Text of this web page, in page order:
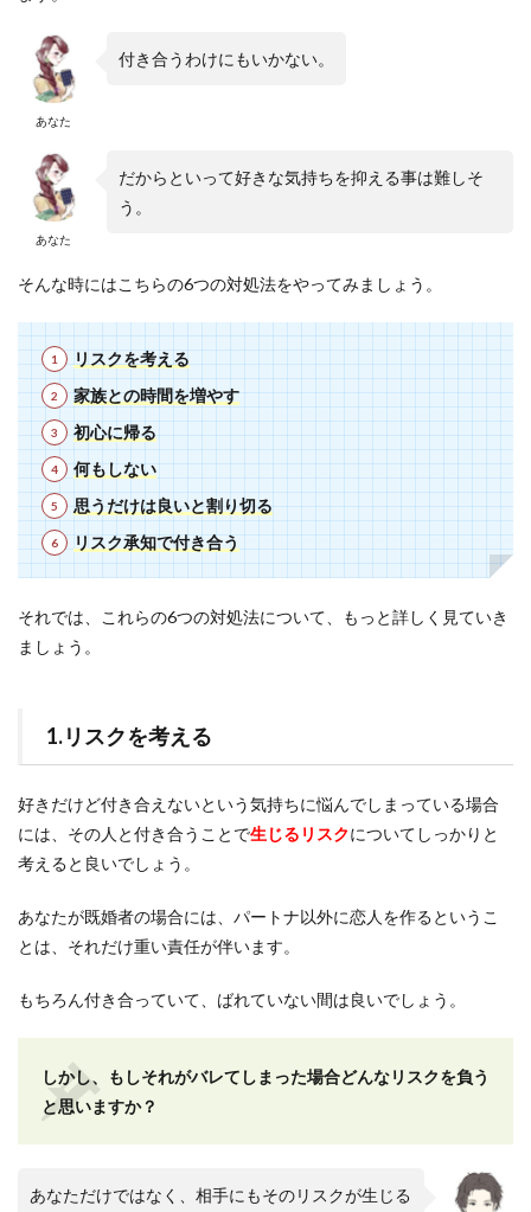
あなた
付き合うわけにもいかない。
あなた
だからといって好きな気持ちを抑える事は難しそ
う。
そんな時にはこちらの6つの対処法をやってみましょう。
リスクを考える
家族との時間を増やす
初心に帰る
何もしない
思うだけは良いと割り切る
リスク承知で付き合う
それでは、これらの6つの対処法について、もっと詳しく見ていき
ましょう。
1.リスクを考える
好きだけど付き合えないという気持ちに悩んでしまっている場合
には、その人と付き合うことで生じるリスクについてしっかりと
考えると良いでしょう。
あなたが既婚者の場合には、パートナ以外に恋人を作るというこ
とは、それだけ重い責任が伴います。
もちろん付き合っていて、ばれていない間は良いでしょう。
しかし、もしそれがバレてしまった場合どんなリスクを負う
と思いますか？
あなただけではなく、相手にもそのリスクが生じる